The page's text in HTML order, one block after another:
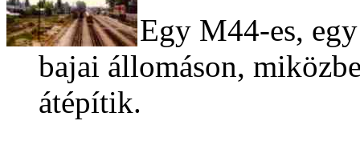
Egy M44-es,
bajai állomáson,
átépítik.